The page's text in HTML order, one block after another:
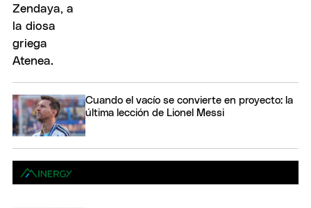
Cuando el vacío se convierte en proyecto: la
última lección de Lionel Messi